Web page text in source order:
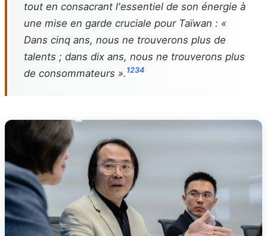
tout en consacrant l'essentiel de son énergie à
une mise en garde cruciale pour Taïwan : «
Dans cinq ans, nous ne trouverons plus de
talents ; dans dix ans, nous ne trouverons plus
de consommateurs ». 1234